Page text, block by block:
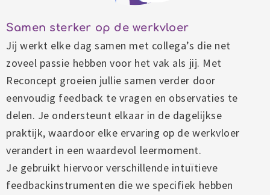
Samen sterker op de werkvloer
Jij werkt elke dag samen met collega’s die net
zoveel passie hebben voor het vak als jij. Met
Reconcept groeien jullie samen verder door
eenvoudig feedback te vragen en observaties te
delen. Je ondersteunt elkaar in de dagelijkse
praktijk, waardoor elke ervaring op de werkvloer
verandert in een waardevol leermoment.
Je gebruikt hiervoor verschillende intuïtieve
feedbackinstrumenten die we specifiek hebben